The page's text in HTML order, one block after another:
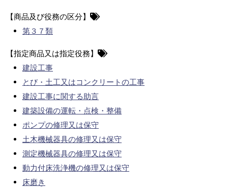
【商品及び役務の区分】
第３７類
【指定商品又は指定役務】
建設工事
とび・土工又はコンクリートの工事
建設工事に関する助言
建築設備の運転・点検・整備
ポンプの修理又は保守
土木機械器具の修理又は保守
測定機械器具の修理又は保守
動力付床洗浄機の修理又は保守
床磨き